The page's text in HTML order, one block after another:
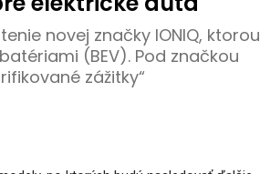
novej značky IONIQ, ktorou
(BEV). Pod značkou
zážitky“